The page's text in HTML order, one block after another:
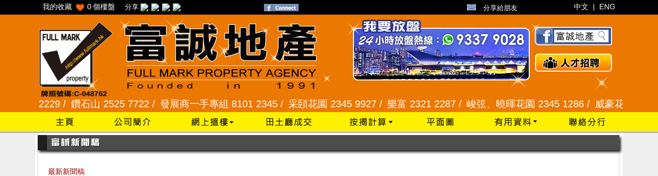
我的收藏 0 個樓盤 分享 分享給朋友 中文 | ENG
鑽石山 2525 7722 /發展商一手專組 8101 2345 /采頣花園 2345 9927 /樂富 2321 2287 /峻弦、曉暉花園 2345 1286 /威豪花園 2345 3331 /
最新新聞稿